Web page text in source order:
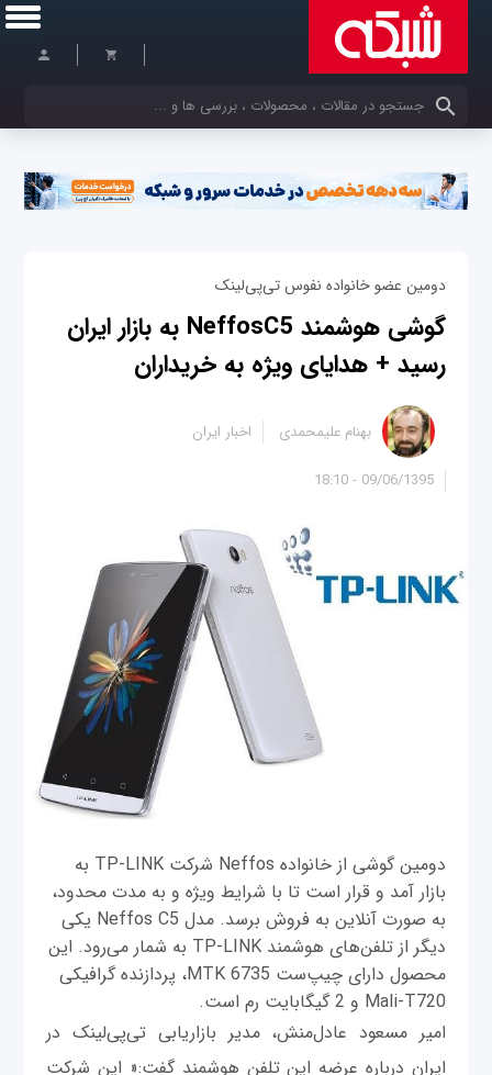
کلمات کلیدی خود را وارد کنید
دومین عضو خانواده نفوس تی‌‌پی‌لینک
گوشی هوشمند NeffosC5 به بازار ایران
رسید + هدایای ویژه به خریداران
09/06/1395 - 18:10
بهنام علیمحمدی اخبار ایران
دومین گوشی از خانواده Neffos شرکت TP-LINK به
بازار آمد و قرار است تا با شرایط ویژه و به مدت محدود،
به صورت آنلاین به فروش برسد. مدل Neffos C5 یکی
دیگر از تلفن‌های هوشمند TP-LINK به شمار می‌رود. این
محصول دارای چیپ‌ست MTK 6735، پردازنده گرافیکی
Mali-T720 و 2 گیگابایت رم است.
امیر مسعود عادل‌منش، مدیر بازاریابی تی‌پی‌لینک در
ایران درباره عرضه این تلفن هوشمند گفت:« این شرکت